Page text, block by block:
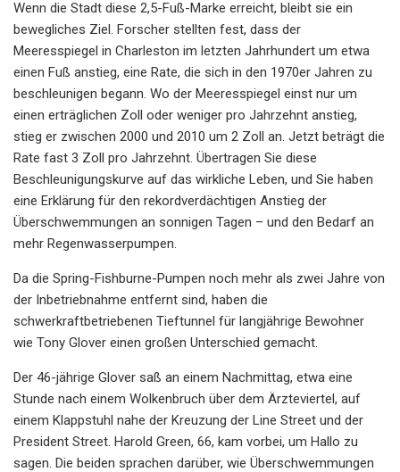
Wenn die Stadt diese 2,5-Fuß-Marke erreicht, bleibt sie ein
bewegliches Ziel. Forscher stellten fest, dass der
Meeresspiegel in Charleston im letzten Jahrhundert um etwa
einen Fuß anstieg, eine Rate, die sich in den 1970er Jahren zu
beschleunigen begann. Wo der Meeresspiegel einst nur um
einen erträglichen Zoll oder weniger pro Jahrzehnt anstieg,
stieg er zwischen 2000 und 2010 um 2 Zoll an. Jetzt beträgt die
Rate fast 3 Zoll pro Jahrzehnt. Übertragen Sie diese
Beschleunigungskurve auf das wirkliche Leben, und Sie haben
eine Erklärung für den rekordverdächtigen Anstieg der
Überschwemmungen an sonnigen Tagen – und den Bedarf an
mehr Regenwasserpumpen.
Da die Spring-Fishburne-Pumpen noch mehr als zwei Jahre von
der Inbetriebnahme entfernt sind, haben die
schwerkraftbetriebenen Tieftunnel für langjährige Bewohner
wie Tony Glover einen großen Unterschied gemacht.
Der 46-jährige Glover saß an einem Nachmittag, etwa eine
Stunde nach einem Wolkenbruch über dem Ärzteviertel, auf
einem Klappstuhl nahe der Kreuzung der Line Street und der
President Street. Harold Green, 66, kam vorbei, um Hallo zu
sagen. Die beiden sprachen darüber, wie Überschwemmungen